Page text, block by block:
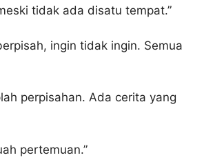
tidak ada disatu tempat.”
ingin tidak ingin. Semua
perpisahan. Ada cerita yang
pertemuan.”